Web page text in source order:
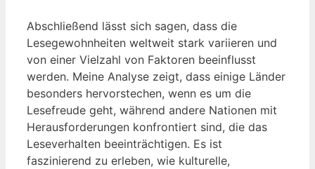
Abschließend lässt sich sagen, dass die
Lesegewohnheiten weltweit stark variieren und
von einer Vielzahl von Faktoren beeinflusst
werden. Meine Analyse zeigt, dass einige Länder
besonders hervorstechen, wenn es um die
Lesefreude geht, während andere Nationen mit
Herausforderungen konfrontiert sind, die das
Leseverhalten beeinträchtigen. Es ist
faszinierend zu erleben, wie kulturelle,